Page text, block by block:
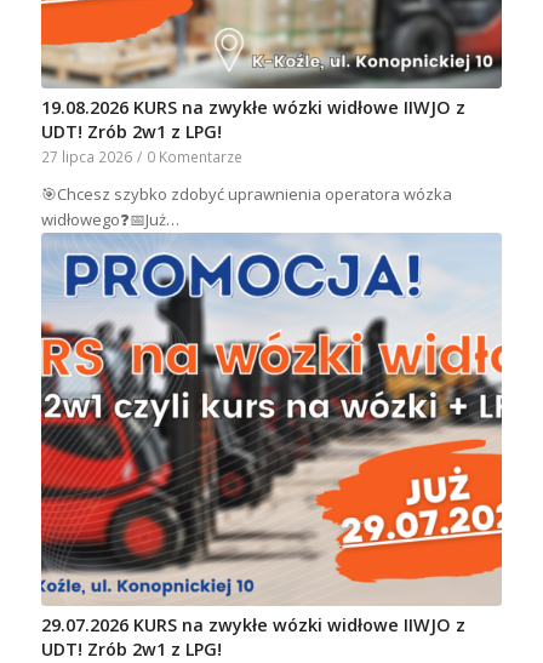
19.08.2026 KURS na zwykłe wózki widłowe IIWJO z
UDT! Zrób 2w1 z LPG!
27 lipca 2026 / 0 Komentarze
🎯Chcesz szybko zdobyć uprawnienia operatora wózka
widłowego❓📅Już…
29.07.2026 KURS na zwykłe wózki widłowe IIWJO z
UDT! Zrób 2w1 z LPG!